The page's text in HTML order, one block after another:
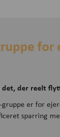
for
det, der reelt
gruppe er for
sparring